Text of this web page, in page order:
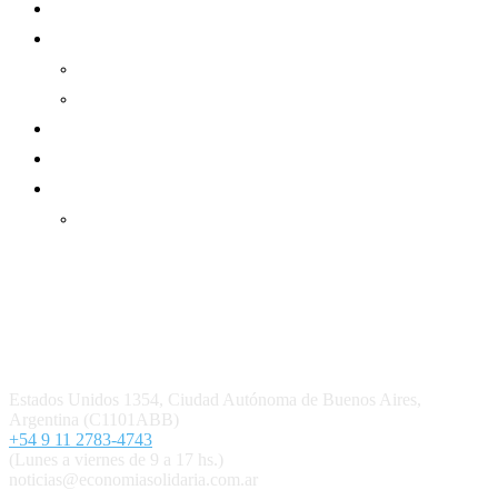
Estados Unidos 1354, Ciudad Autónoma de Buenos Aires,
Argentina (C1101ABB)
+54 9 11 2783-4743
(Lunes a viernes de 9 a 17 hs.)
noticias@economiasolidaria.com.ar